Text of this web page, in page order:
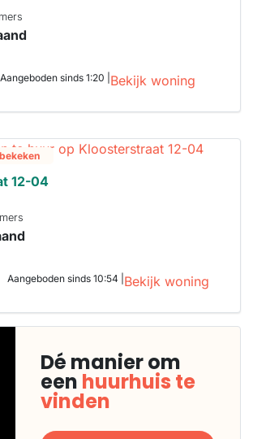
Aangeboden sinds 1:20 | Bekijk woning
12-04
Aangeboden sinds 10:54 | Bekijk woning
Dé manier om
een huurhuis te
vinden